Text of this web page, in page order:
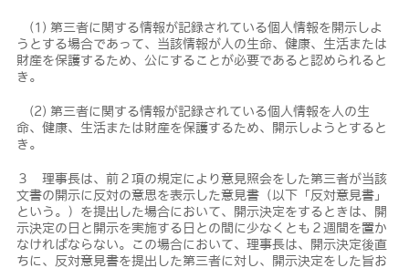
(1) 第三者に関する情報が記録されている個人情報を開示しよ
うとする場合であって、当該情報が人の生命、健康、生活または
財産を保護するため、公にすることが必要であると認められると
き。
(2) 第三者に関する情報が記録されている個人情報を人の生
命、健康、生活または財産を保護するため、開示しようとすると
き。
３ 理事長は、前２項の規定により意見照会をした第三者が当該
文書の開示に反対の意思を表示した意見書（以下「反対意見書」
という。）を提出した場合において、開示決定をするときは、開
示決定の日と開示を実施する日との間に少なくとも２週間を置か
なければならない。この場合において、理事長は、開示決定後直
ちに、反対意見書を提出した第三者に対し、開示決定をした旨お